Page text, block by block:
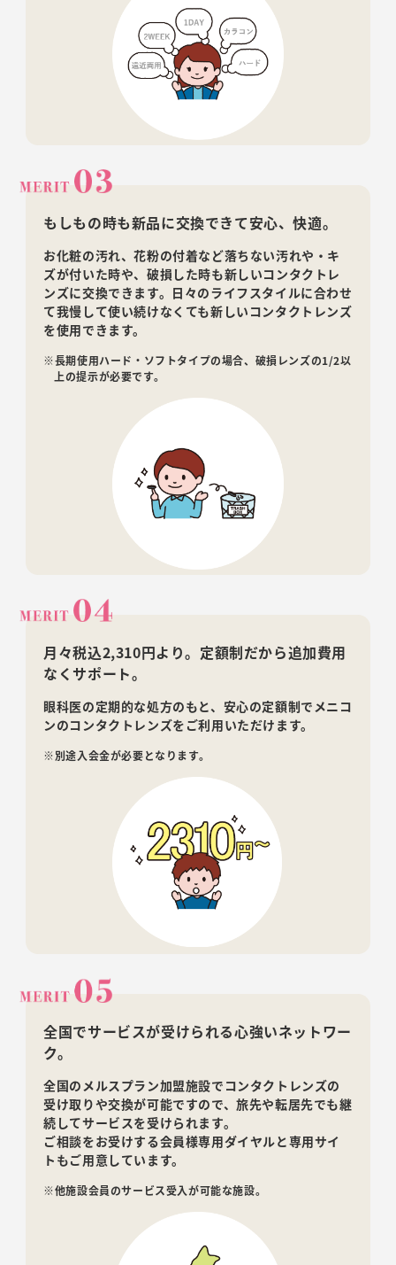
もしもの時も新品に交換できて安心、快適。
お化粧の汚れ、花粉の付着など落ちない汚れや・キ
ズが付いた時や、破損した時も新しいコンタクトレ
ンズに交換できます。日々のライフスタイルに合わせ
て我慢して使い続けなくても新しいコンタクトレンズ
を使用できます。
※長期使用ハード・ソフトタイプの場合、破損レンズの1/2以
上の提示が必要です。
月々税込2,310円より。 定額制だから追加費用
なくサポート。
眼科医の定期的な処方のもと、安心の定額制でメニコ
ンのコンタクトレンズをご利用いただけます。
※別途入会金が必要となります。
全国でサービスが受けられる心強いネットワー
ク。
全国のメルスプラン加盟施設でコンタクトレンズの
受け取りや交換が可能ですので、旅先や転居先でも継
続してサービスを受けられます。
ご相談をお受けする会員様専用ダイヤルと専用サイ
トもご用意しています。
※他施設会員のサービス受入が可能な施設。